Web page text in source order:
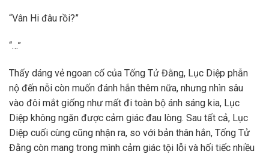
“Vân Hi đâu rồi?”
“…”
Thấy dáng vẻ ngoan cố của Tống Tử Đằng, Lục Diệp phẫn
nộ đến nỗi còn muốn đánh hắn thêm nữa, nhưng nhìn sâu
vào đôi mắt giống như mất đi toàn bộ ánh sáng kia, Lục
Diệp không ngăn được cảm giác đau lòng. Sau tất cả, Lục
Diệp cuối cùng cũng nhận ra, so với bản thân hắn, Tống Tử
Đằng còn mang trong mình cảm giác tội lỗi và hối tiếc nhiều